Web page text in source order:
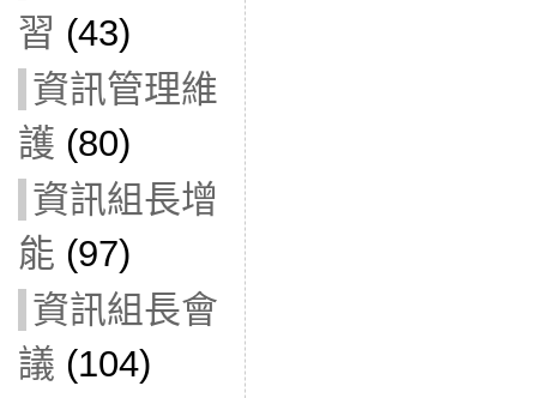
習 (43)
資訊管理維
護 (80)
資訊組長增
能 (97)
資訊組長會
議 (104)